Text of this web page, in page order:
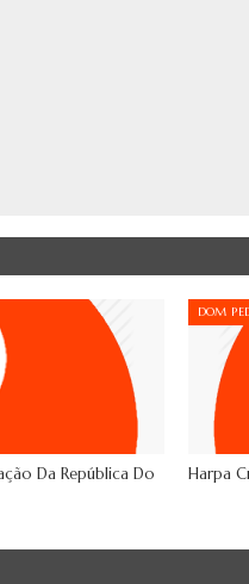
Da República Do
DOM
Harpa